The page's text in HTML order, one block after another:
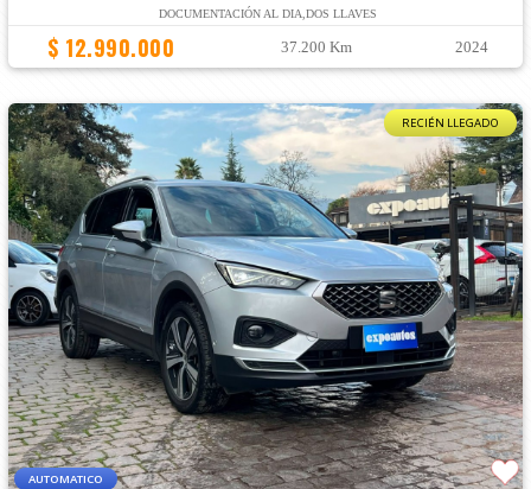
DOCUMENTACIÓN AL DIA,DOS LLAVES
$ 12.990.000 37.200 Km 2024
RECIÉN LLEGADO
AUTOMATICO